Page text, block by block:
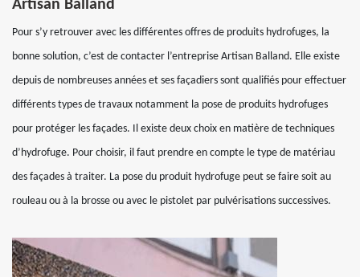
Artisan Balland
Pour s’y retrouver avec les différentes offres de produits hydrofuges, la
bonne solution, c’est de contacter l’entreprise Artisan Balland. Elle existe
depuis de nombreuses années et ses façadiers sont qualifiés pour effectuer
différents types de travaux notamment la pose de produits hydrofuges
pour protéger les façades. Il existe deux choix en matière de techniques
d’hydrofuge. Pour choisir, il faut prendre en compte le type de matériau
des façades à traiter. La pose du produit hydrofuge peut se faire soit au
rouleau ou à la brosse ou avec le pistolet par pulvérisations successives.